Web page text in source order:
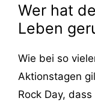
Wer hat
Leben
Wie bei so
Aktionstagen
Rock Day,